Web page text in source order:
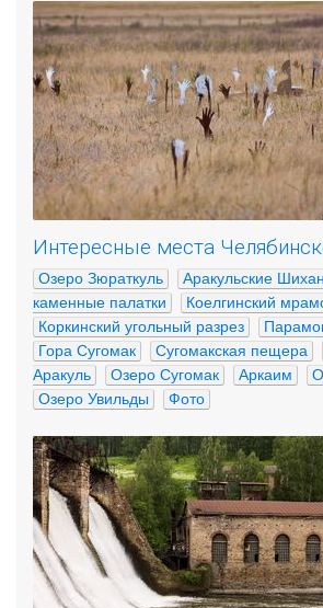
Интересные места
Озеро Зюраткуль Аракульские
каменные палатки
Коелгинский
Коркинский угольный разрез
Гора Сугомак
Сугомакская пещера
Аракуль
Озеро Сугомак Аркаим
Озеро Увильды
Фото